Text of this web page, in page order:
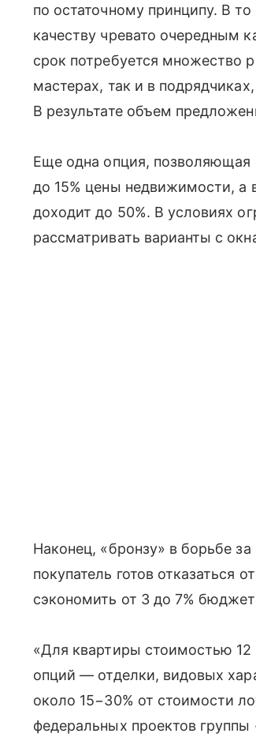
по остаточному принципу. В
качеству чревато очередным
срок потребуется множество
мастерах, так и в
В результате объем
Еще одна опция,
до 15% цены недвижимости, а
доходит до 50%. В условиях
рассматривать варианты с
Наконец, «бронзу» в борьбе
покупатель готов
сэкономить от 3 до 7%
«Для квартиры стоимостью 12
опций — отделки, видовых
около 15−30% от стоимости
федеральных проектов